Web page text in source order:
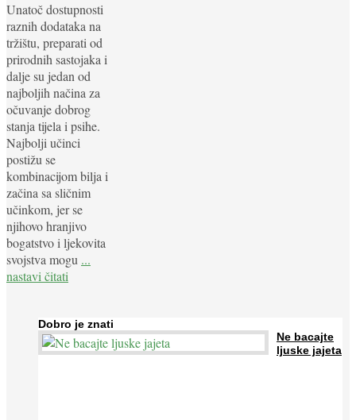
Unatoč dostupnosti
raznih dodataka na
tržištu, preparati od
prirodnih sastojaka i
dalje su jedan od
najboljih načina za
očuvanje dobrog
stanja tijela i psihe.
Najbolji učinci
postižu se
kombinacijom bilja i
začina sa sličnim
učinkom, jer se
njihovo hranjivo
bogatstvo i ljekovita
svojstva mogu ...
nastavi čitati
Dobro je znati
Ne bacajte
ljuske jajeta